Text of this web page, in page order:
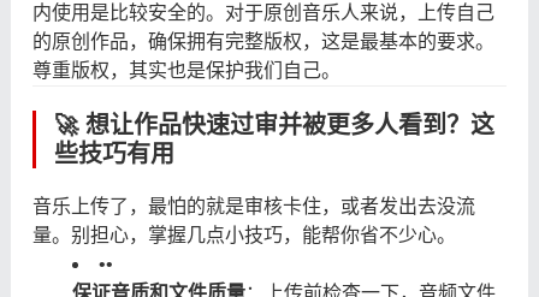
内使用是比较安全的。对于原创音乐人来说，上传自己
的原创作品，确保拥有完整版权，这是最基本的要求。
尊重版权，其实也是保护我们自己。
🚀 想让作品快速过审并被更多人看到？这
些技巧有用
音乐上传了，最怕的就是审核卡住，或者发出去没流
量。别担心，掌握几点小技巧，能帮你省不少心。
••
保证音质和文件质量：上传前检查一下，音频文件